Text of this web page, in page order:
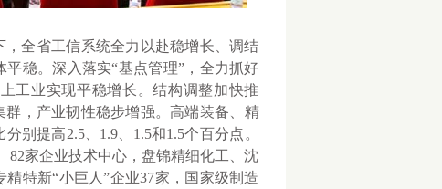
全省工信系统全力以赴稳增长、调结
稳。深入落实“基点管理”，全力抓好
工业实现平稳增长。结构调整加快推
，产业韧性稳步增强。高端装备、精
别提高2.5、1.9、1.5和1.5个百分点。
82家企业技术中心，盘锦精细化工、沈
特新“小巨人”企业37家，国家级制造